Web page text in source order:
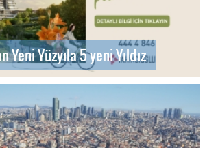
Yeni Yüzyıla 5 yeni Yıldız